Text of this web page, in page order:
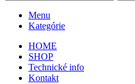
Menu
Kategórie
HOME
SHOP
Technické info
Kontakt